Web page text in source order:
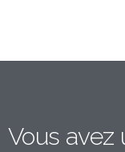
Vous avez